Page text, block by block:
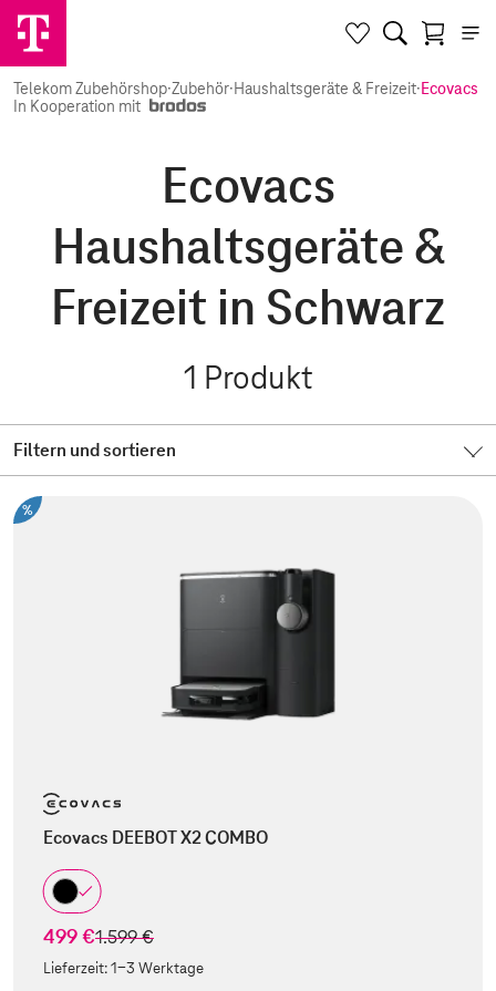
Telekom Zubehörshop·Zubehör·Haushaltsgeräte & Freizeit·Ecovacs
In Kooperation mit
Ecovacs
Haushaltsgeräte &
Freizeit in Schwarz
1 Produkt
Filtern und sortieren
%
Ecovacs DEEBOT X2 COMBO
499 €statt
1.599 €
Lieferzeit:1-3 Werktage